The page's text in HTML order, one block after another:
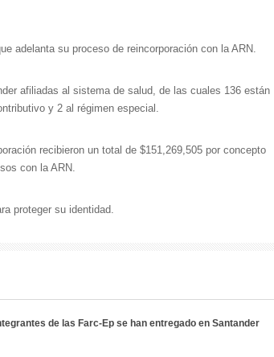
adelanta su proceso de reincorporación con la ARN.
afiliadas al sistema de salud, de las cuales 136 están
y 2 al régimen especial.
recibieron un total de $151,269,505 por concepto
con la ARN.
proteger su identidad.
de las Farc-Ep se han entregado en Santander